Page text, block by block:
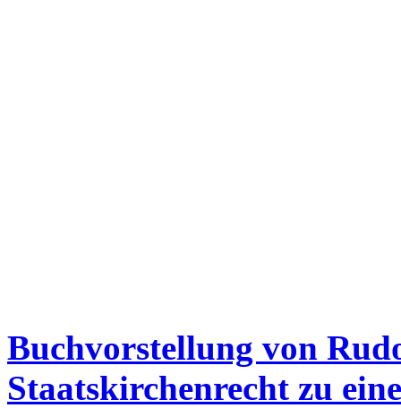
Buchvorstellung von
Staatskirchenrecht zu